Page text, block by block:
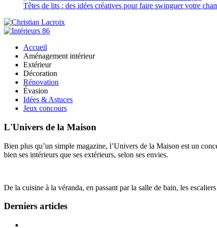
Têtes de lits : des idées créatives pour faire swinguer votre
Accueil
Aménagement intérieur
Extérieur
Décoration
Rénovation
Évasion
Idées & Astuces
Jeux concours
L'Univers de la Maison
Bien plus qu’un simple magazine, l’Univers de la Maison est un
bien ses intérieurs que ses extérieurs, selon ses envies.
De la cuisine à la véranda, en passant par la salle de bain, les
Derniers articles